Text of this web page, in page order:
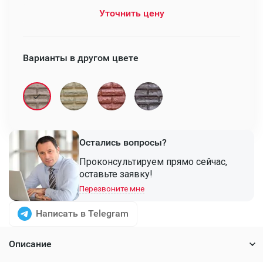
Уточнить цену
Варианты в другом цвете
Остались вопросы?
Проконсультируем прямо сейчас,
оставьте заявку!
Перезвоните мне
Написать в Telegram
Описание